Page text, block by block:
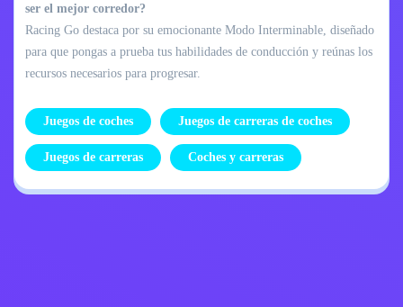
ser el mejor corredor?
Racing Go destaca por su emocionante Modo Interminable, diseñado
para que pongas a prueba tus habilidades de conducción y reúnas los
recursos necesarios para progresar.
Juegos de coches Juegos de carreras de coches
Juegos de carreras Coches y carreras